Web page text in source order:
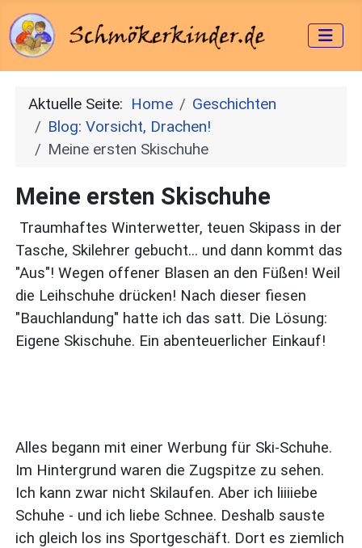
Aktuelle Seite: Home
Geschichten
Blog: Vorsicht, Drachen!
Meine ersten Skischuhe
Meine ersten Skischuhe
Traumhaftes Winterwetter, teuen Skipass in der
Tasche, Skilehrer gebucht... und dann kommt das
"Aus"! Wegen offener Blasen an den Füßen! Weil
die Leihschuhe drücken! Nach dieser fiesen
"Bauchlandung" hatte ich das satt. Die Lösung:
Eigene Skischuhe. Ein abenteuerlicher Einkauf!
Alles begann mit einer Werbung für Ski-Schuhe.
Im Hintergrund waren die Zugspitze zu sehen.
Ich kann zwar nicht Skilaufen. Aber ich liiiiebe
Schuhe - und ich liebe Schnee. Deshalb sauste
ich gleich los ins Sportgeschäft. Dort es ziemlich